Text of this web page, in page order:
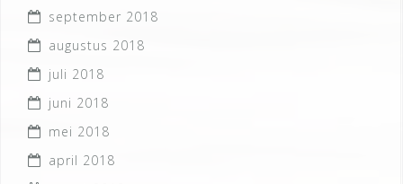
september 2018
augustus 2018
juli 2018
juni 2018
mei 2018
april 2018